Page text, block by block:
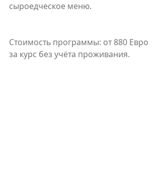
сыроедческое меню.
Стоимость программы: от 880 Евро
за курс без учёта проживания.